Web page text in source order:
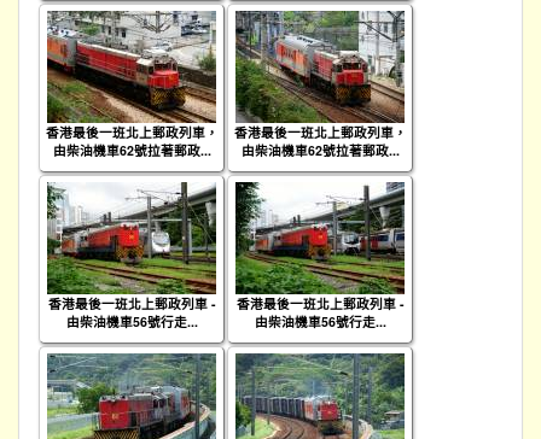
香港最後一班北上郵政列車，
由柴油機車62號拉著郵政...
香港最後一班北上郵政列車，
由柴油機車62號拉著郵政...
香港最後一班北上郵政列車 -
由柴油機車56號行走...
香港最後一班北上郵政列車 -
由柴油機車56號行走...